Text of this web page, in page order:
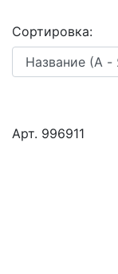
Сортировка:
Арт. 996911